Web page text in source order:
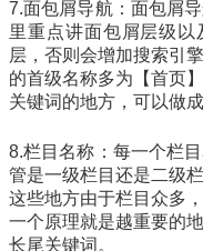
7.面包屑导航：面包屑
里重点讲面包屑层级
层，否则会增加搜索引
的首级名称多为【首页
关键词的地方，可以做
8.栏目名称：每一个栏
管是一级栏目还是二级
这些地方由于栏目众多
一个原理就是越重要的
长尾关键词。